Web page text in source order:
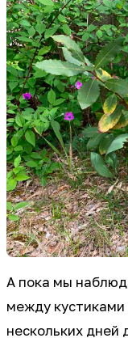
А пока мы
между
нескольких дней